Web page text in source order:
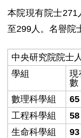
本院現有院士271
至299人。名譽院
中央研究院院士
學組
現
數理科學組
65
工程科學組
58
生命科學組
93